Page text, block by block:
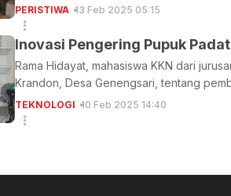
PERISTIWA 13 Feb 2025 05:15
Inovasi Pengering Pupuk
Rama Hidayat, mahasiswa KKN dari
Krandon, Desa Genengsari, tentang
TEKNOLOGI 10 Feb 2025 14:40